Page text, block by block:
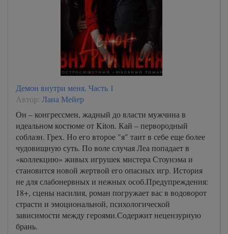
Демон внутри меня. Часть 1
Автор: Лана Мейер
Он – конгрессмен, жадный до власти мужчина в
идеальном костюме от Kiton. Кай – первородный
соблазн. Грех. Но его второе "я" таит в себе еще более
чудовищную суть. По воле случая Леа попадает в
«коллекцию» живых игрушек мистера Стоунэма и
становится новой жертвой его опасных игр. История
не для слабонервных и нежных особ.Предупреждения:
18+, сцены насилия, роман погружает вас в водоворот
страсти и эмоциональной, психологической
зависимости между героями.Содержит нецензурную
брань.